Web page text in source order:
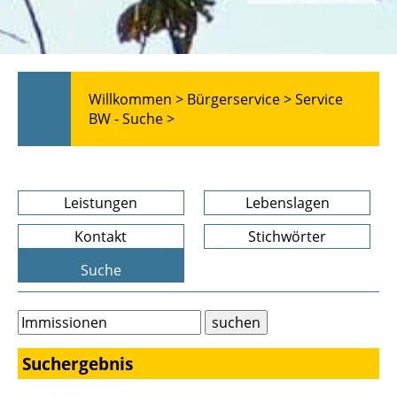
Willkommen > Bürgerservice >Service
BW - Suche >
Leistungen
Lebenslagen
Kontakt
Stichwörter
Suche
Suchergebnis